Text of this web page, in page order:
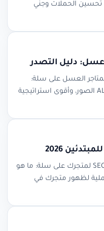
تحسين الحملات وجني
دليل التصدر
العسل على سلة:
وصف المنتجات، الكلمات المفتاحية، ALT الصور، وأقوى استراتيجية
دليل شامل لتحسين محركات البحث SEO لمتجرك على سلة: ما هو
وأهم 6 خطوات عملية لظهور متجرك في